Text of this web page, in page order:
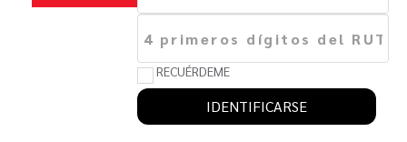
RECUÉRDEME
IDENTIFICARSE